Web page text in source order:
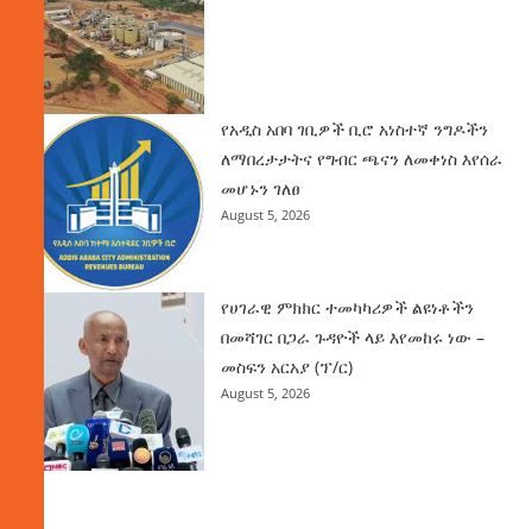
የአዲስ አበባ ገቢዎች ቢሮ አነስተኛ ንግዶችን
ለማበረታታትና የግብር ጫናን ለመቀነስ እየሰራ
መሆኑን ገለፀ
August 5, 2026
የሀገራዊ ምክክር ተመካካሪዎች ልዩነቶችን
በመሻገር በጋራ ጉዳዮች ላይ እየመከሩ ነው –
መስፍን አርአያ (ፕ/ር)
August 5, 2026